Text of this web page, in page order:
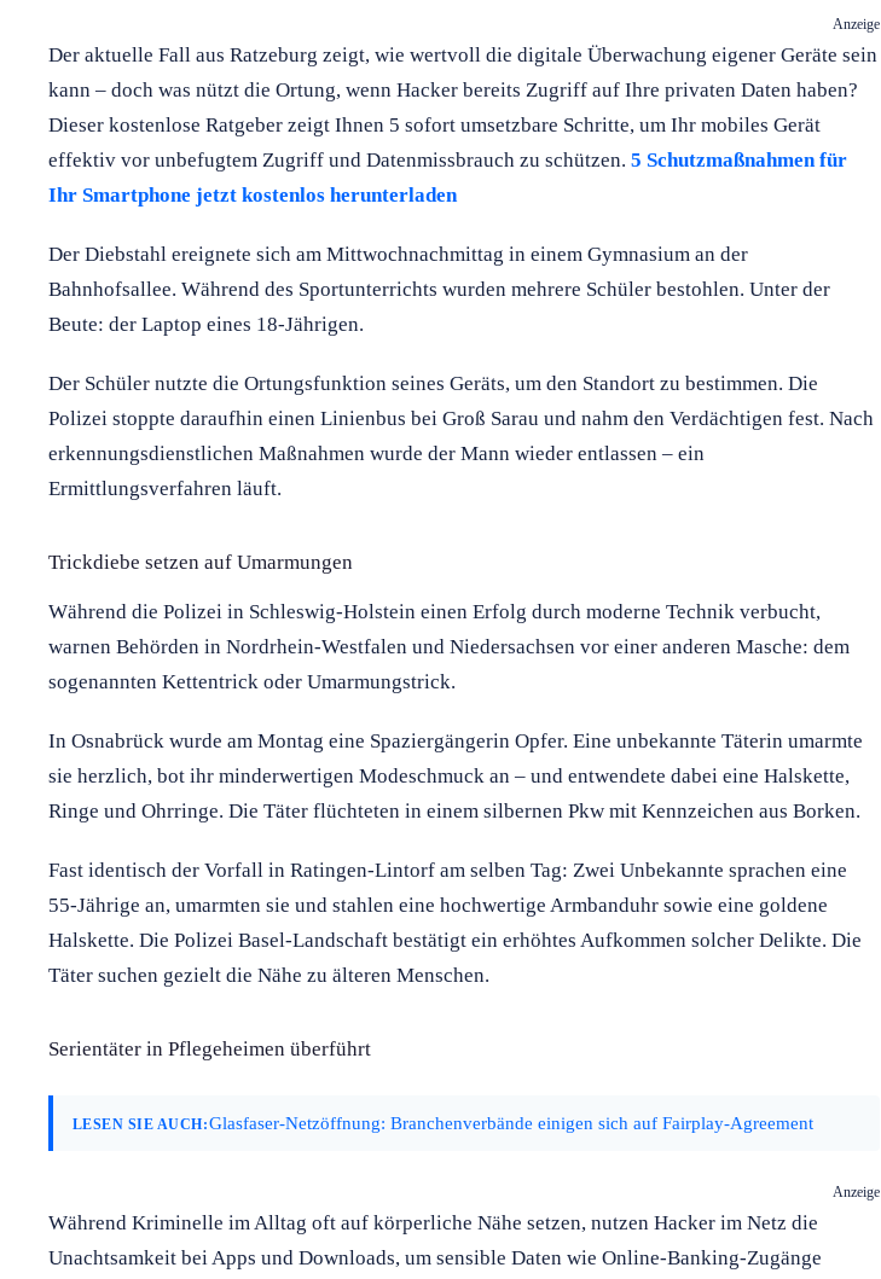
Anzeige
Der aktuelle Fall aus Ratzeburg zeigt, wie wertvoll die digitale Überwachung eigener Geräte sein
kann – doch was nützt die Ortung, wenn Hacker bereits Zugriff auf Ihre privaten Daten haben?
Dieser kostenlose Ratgeber zeigt Ihnen 5 sofort umsetzbare Schritte, um Ihr mobiles Gerät
effektiv vor unbefugtem Zugriff und Datenmissbrauch zu schützen. 5 Schutzmaßnahmen für
Ihr Smartphone jetzt kostenlos herunterladen
Der Diebstahl ereignete sich am Mittwochnachmittag in einem Gymnasium an der
Bahnhofsallee. Während des Sportunterrichts wurden mehrere Schüler bestohlen. Unter der
Beute: der Laptop eines 18-Jährigen.
Der Schüler nutzte die Ortungsfunktion seines Geräts, um den Standort zu bestimmen. Die
Polizei stoppte daraufhin einen Linienbus bei Groß Sarau und nahm den Verdächtigen fest. Nach
erkennungsdienstlichen Maßnahmen wurde der Mann wieder entlassen – ein
Ermittlungsverfahren läuft.
Trickdiebe setzen auf Umarmungen
Während die Polizei in Schleswig-Holstein einen Erfolg durch moderne Technik verbucht,
warnen Behörden in Nordrhein-Westfalen und Niedersachsen vor einer anderen Masche: dem
sogenannten Kettentrick oder Umarmungstrick.
In Osnabrück wurde am Montag eine Spaziergängerin Opfer. Eine unbekannte Täterin umarmte
sie herzlich, bot ihr minderwertigen Modeschmuck an – und entwendete dabei eine Halskette,
Ringe und Ohrringe. Die Täter flüchteten in einem silbernen Pkw mit Kennzeichen aus Borken.
Fast identisch der Vorfall in Ratingen-Lintorf am selben Tag: Zwei Unbekannte sprachen eine
55-Jährige an, umarmten sie und stahlen eine hochwertige Armbanduhr sowie eine goldene
Halskette. Die Polizei Basel-Landschaft bestätigt ein erhöhtes Aufkommen solcher Delikte. Die
Täter suchen gezielt die Nähe zu älteren Menschen.
Serientäter in Pflegeheimen überführt
LESEN SIE AUCH:Glasfaser-Netzöffnung: Branchenverbände einigen sich auf Fairplay-Agreement
Anzeige
Während Kriminelle im Alltag oft auf körperliche Nähe setzen, nutzen Hacker im Netz die
Unachtsamkeit bei Apps und Downloads, um sensible Daten wie Online-Banking-Zugänge